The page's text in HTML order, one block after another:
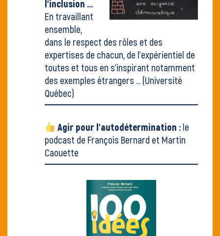
l'inclusion ...
En travaillant
ensemble,
dans le respect des rôles et des
expertises de chacun, de l'expérientiel de
toutes et tous en s'inspirant notamment
des exemples étrangers ... (Université
Québec)
Agir pour l'autodétermination : le
podcast de François Bernard et Martin
Caouette